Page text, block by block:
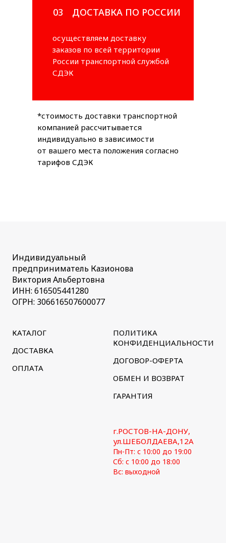
ДОСТАВКА ПО РОССИИ
03
осуществляем доставку
заказов по всей территории
России транспортной службой
СДЭК
*стоимость доставки транспортной
компанией рассчитывается
индивидуально в зависимости
от вашего места положения согласно
тарифов СДЭК
Индивидуальный
предприниматель Казионова
Виктория Альбертовна
ИНН: 616505441280
ОГРН: 306616507600077
КАТАЛОГ
ДОСТАВКА
ОПЛАТА
ПОЛИТИКА
КОНФИДЕНЦИАЛЬНОСТИ
ДОГОВОР-ОФЕРТА
ОБМЕН И ВОЗВРАТ
ГАРАНТИЯ
г.РОСТОВ-НА-ДОНУ,
ул.ШЕБОЛДАЕВА,12А
Пн-Пт: с 10:00 до 19:00
Сб: с 10:00 до 18:00
Вс: выходной